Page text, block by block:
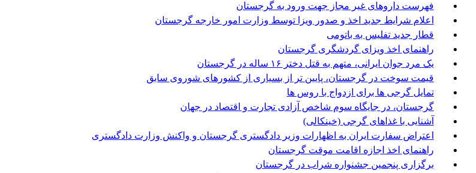
فهرست داروهای غیر مجاز جهت ورود به گرجستان
اعلام شرایط جدید اخذ و صدور ویزا توسط وزارت امور خارجه گرجستان
قطار جدید تفلیس به باتومی
راهنمای اخذ ویزای گردشگری گرجستان
یک مرد جوان ایرانی، متهم به قتل دختر ۱۶ ساله در گرجستان
قیمت سوخت در گرجستان، پایین تر از بسیاری از کشورهای شوروی سابق
تمایل گرجی ها برای ازدواج با روس ها
گرجستان، در جایگاه سوم شاخص آزادی تجارت و اقتصاد در جهان
آشنایی با غذاهای گرجی (خینکالی)
اعتراض سفارت ایران به اظهارات وزیر دادگستری گرجستان و واکنش وزارت دادگستری
راهنمای اخذ اجازه اقامت موقت گرجستان
برگزاری پنجمین جشنواره شراب در گرجستان